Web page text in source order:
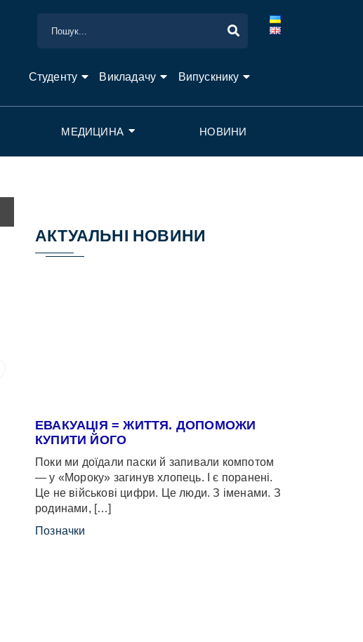
Студенту Викладачу Випускнику
МЕДИЦИНА НОВИНИ
АКТУАЛЬНІ НОВИНИ
ЕВАКУАЦІЯ = ЖИТТЯ. ДОПОМОЖИ
КУПИТИ ЙОГО
Поки ми доїдали паски й запивали компотом
— у «Мороку» загинув хлопець. І є поранені.
Це не військові цифри. Це люди. З іменами. З
родинами, […]
Позначки